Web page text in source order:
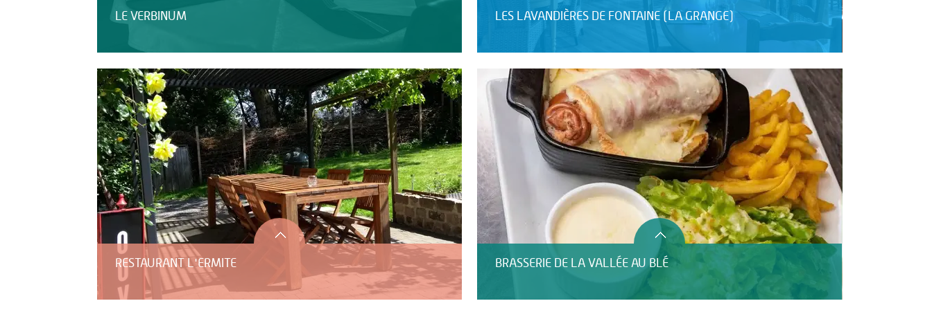
LE VERBINUM LES LAVANDIÈRES DE FONTAINE (LA GRANGE)
RESTAURANT L'ERMITE BRASSERIE DE LA VALLÉE AU BLÉ